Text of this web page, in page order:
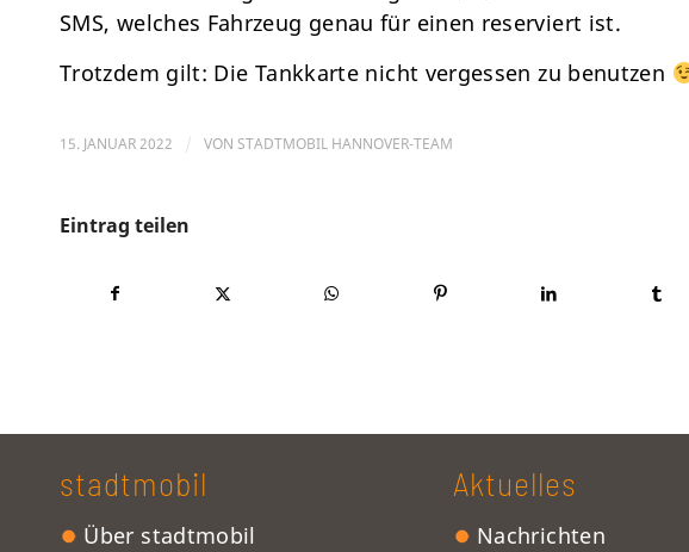
SMS, welches Fahrzeug genau für einen reserviert ist.
Trotzdem gilt: Die Tankkarte nicht vergessen zu benutzen
15. JANUAR 2022 / VON STADTMOBIL HANNOVER-TEAM
Eintrag teilen
stadtmobil
Über stadtmobil
Aktuelles
Nachrichten